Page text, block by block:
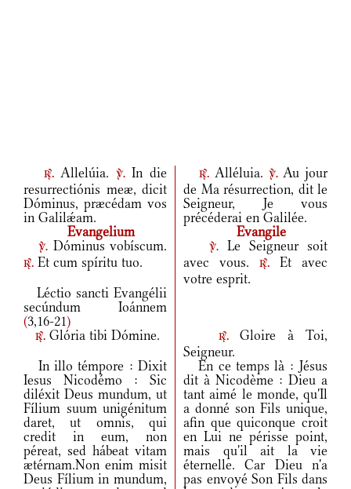
r.Allelúia. v.In die
resurrectiónis meæ, dicit
Dóminus, præcédam vos
in Galilǽam.
r. Alléluia. v.Au jour
de Ma résurrection, dit le
Seigneur, Je vous
précéderai en Galilée.
Evangelium
Evangile
v. Dóminus vobíscum.
r. Et cum spíritu tuo.
v.
Le Seigneur soit
avec vous.
r.
Et avec
votre esprit.
Léctio sancti Evangélii
secúndum Ioánnem
(3,16-21)
r. Glória tibi Dómine. r.Gloire à Toi,
Seigneur.
In illo témpore : Dixit
Iesus Nicodémo : Sic
diléxit Deus mundum, ut
Fílium suum unigénitum
daret, ut omnis, qui
credit in eum, non
péreat, sed hábeat vitam
ætérnam.Non enim misit
Deus Fílium in mundum,
En ce temps là : Jésus
dit à Nicodème : Dieu a
tant aimé le monde, qu'Il
a donné son Fils unique,
afin que quiconque croit
en Lui ne périsse point,
mais qu'il ait la vie
éternelle. Car Dieu n'a
pas envoyé Son Fils dans